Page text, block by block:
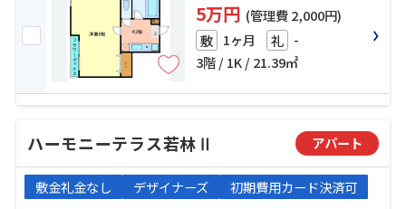
5万円 (管理費 2,000円)
敷 1ヶ月 礼 -
3階 / 1K / 21.39㎡
ハーモニーテラス若林Ⅱ アパート
敷金礼金なし デザイナーズ 初期費用カード決済可